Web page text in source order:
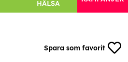
HÄLSA
Spara som favorit